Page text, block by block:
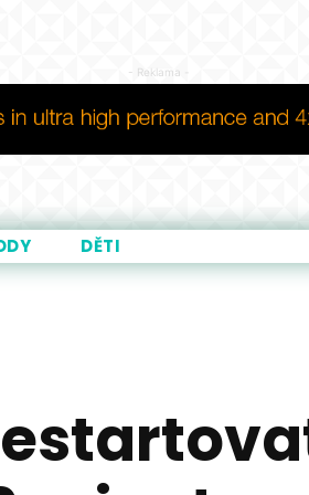
- Reklama -
DĚTI